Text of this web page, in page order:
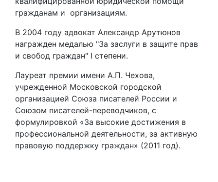
гражданам и организациям.
В 2004 году адвокат Александр Арутюнов
награжден медалью "За заслуги в защите прав
и свобод граждан" I степени.
Лауреат премии имени А.П. Чехова,
учрежденной Московской городской
организацией Союза писателей России и
Союзом писателей-переводчиков, с
формулировкой «За высокие достижения в
профессиональной деятельности, за активную
правовую поддержку граждан» (2011 год).